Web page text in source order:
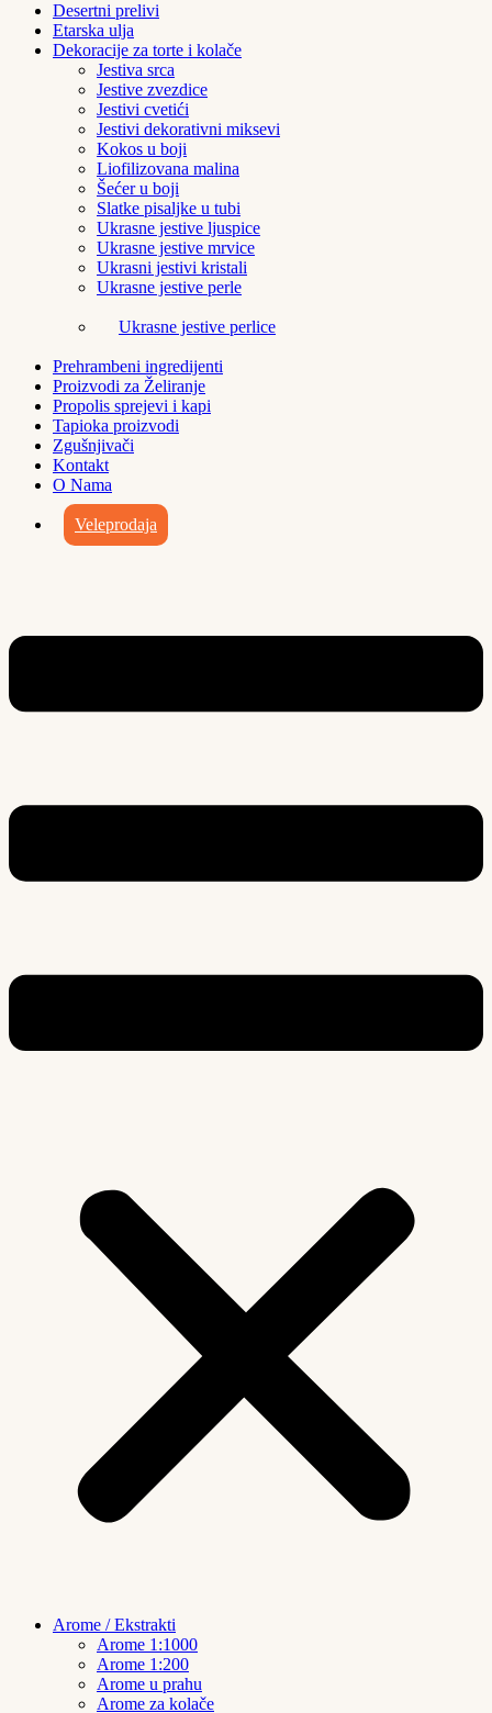
Desertni prelivi
Etarska ulja
Dekoracije za torte i kolače
Jestiva srca
Jestive zvezdice
Jestivi cvetići
Jestivi dekorativni miksevi
Kokos u boji
Liofilizovana malina
Šećer u boji
Slatke pisaljke u tubi
Ukrasne jestive ljuspice
Ukrasne jestive mrvice
Ukrasni jestivi kristali
Ukrasne jestive perle
Ukrasne jestive perlice
Prehrambeni ingredijenti
Proizvodi za Želiranje
Propolis sprejevi i kapi
Tapioka proizvodi
Zgušnjivači
Kontakt
O Nama
Veleprodaja
Arome / Ekstrakti
Arome 1:1000
Arome 1:200
Arome u prahu
Arome za kolače